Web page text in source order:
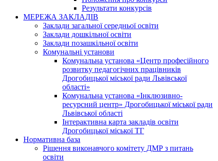
Результати конкурсів
МЕРЕЖА ЗАКЛАДІВ
Заклади загальної середньої освіти
Заклади дошкільної освіти
Заклади позашкільної освіти
Комунальні установи
Комунальна установа «Центр професійного
розвитку педагогічних працівників
Дрогобицької міської ради Львівської
області»
Комунальна установа «Інклюзивно-
ресурсний центр» Дрогобицької міської ради
Львівської області
Інтерактивна карта закладів освіти
Дрогобицької міської ТГ
Нормативна база
Рішення виконавчого комітету ДМР з питань
освіти